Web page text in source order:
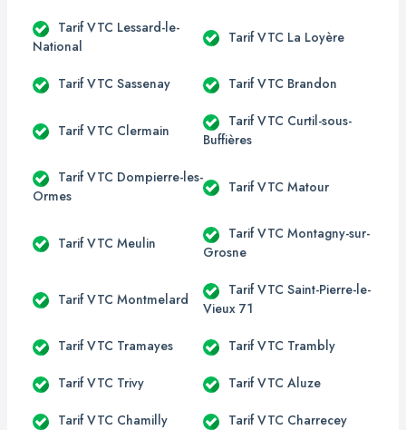
Tarif VTC Lessard-le-
National
Tarif VTC La Loyère
Tarif VTC Sassenay Tarif VTC Brandon
Tarif VTC Clermain
Tarif VTC Curtil-sous-
Buffières
Tarif VTC Dompierre-les-
Ormes
Tarif VTC Matour
Tarif VTC Meulin
Tarif VTC Montagny-sur-
Grosne
Tarif VTC Montmelard
Tarif VTC Saint-Pierre-le-
Vieux 71
Tarif VTC Tramayes Tarif VTC Trambly
Tarif VTC Trivy Tarif VTC Aluze
Tarif VTC Chamilly Tarif VTC Charrecey